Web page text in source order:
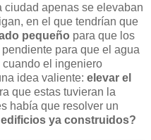
ciudad apenas se elevaban
en el que tendrían que
pequeño para que los
para que el agua
el ingeniero
idea valiente: elevar el
que estas tuvieran la
había que resolver un
ya construidos?